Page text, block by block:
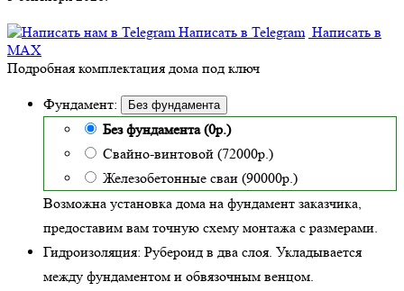
Написать в Telegram Написать в
MAX
Подробная комплектация дома под ключ
Фундамент: Без фундамента
Без фундамента (0р.)
Свайно-винтовой (72000р.)
Железобетонные сваи (90000р.)
Возможна установка дома на фундамент заказчика,
предоставим вам точную схему монтажа с размерами.
Гидроизоляция: Рубероид в два слоя. Укладывается
между фундаментом и обвязочным венцом.